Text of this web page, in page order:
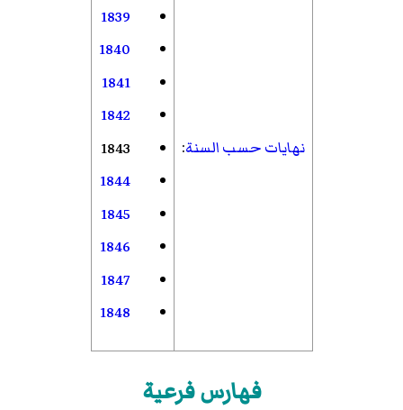
نهايات حسب السنة:
1839
1840
1841
1842
1843
1844
1845
1846
1847
1848
فهارس فرعية